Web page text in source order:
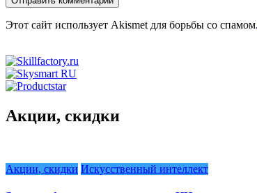
Этот сайт использует Akismet для борьбы со спамом.
Акции, скидки
Акции, скидки Искусственный интеллект